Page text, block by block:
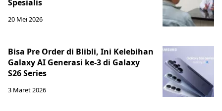
Spesialis
20 Mei 2026
Bisa Pre Order di Blibli, Ini Kelebihan
Galaxy AI Generasi ke-3 di Galaxy
S26 Series
3 Maret 2026